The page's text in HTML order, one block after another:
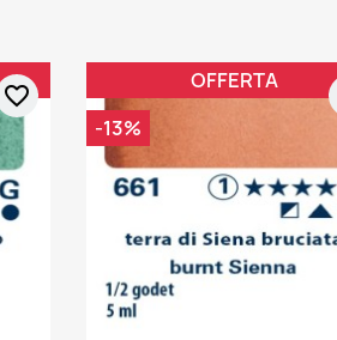
favorite_border
OFFERTA
-13%